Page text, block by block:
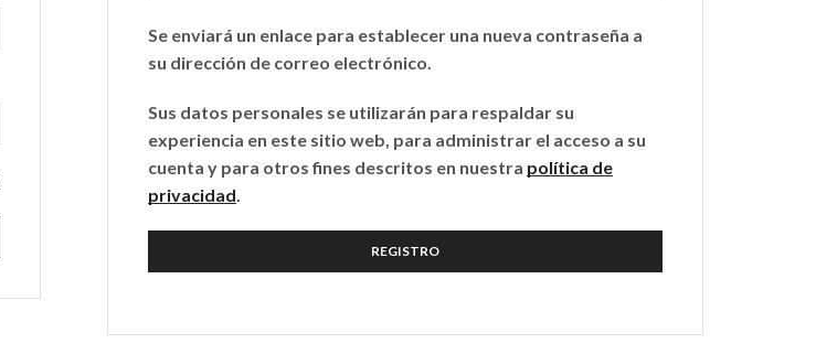
Se enviará un enlace para establecer una nueva contraseña a
su dirección de correo electrónico.
Sus datos personales se utilizarán para respaldar su
experiencia en este sitio web, para administrar el acceso a su
cuenta y para otros fines descritos en nuestra política de
privacidad
REGISTRO